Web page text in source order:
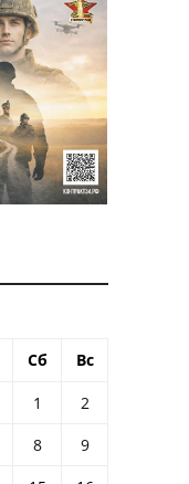
Сб Вс
1
2
8
9